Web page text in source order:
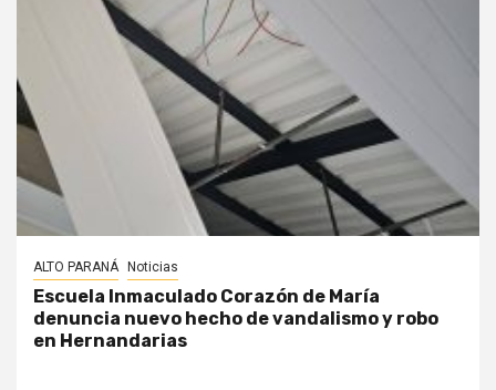
ALTO PARANÁ Noticias
Escuela Inmaculado Corazón de María
denuncia nuevo hecho de vandalismo y robo
en Hernandarias